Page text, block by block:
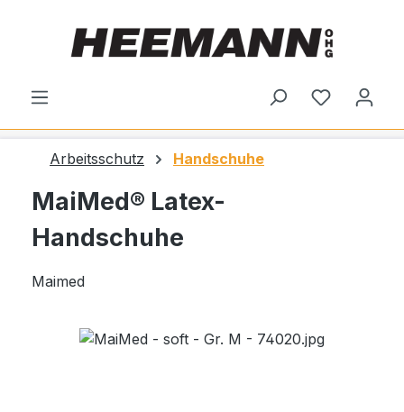
Du hast 0
Arbeitsschutz Handschuhe
MaiMed® Latex-
Handschuhe
Maimed
Bildergalerie überspringen